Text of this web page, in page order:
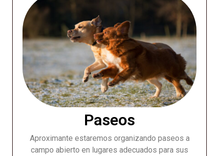
Paseos
Aproximante estaremos organizando paseos a
campo abierto en lugares adecuados para sus